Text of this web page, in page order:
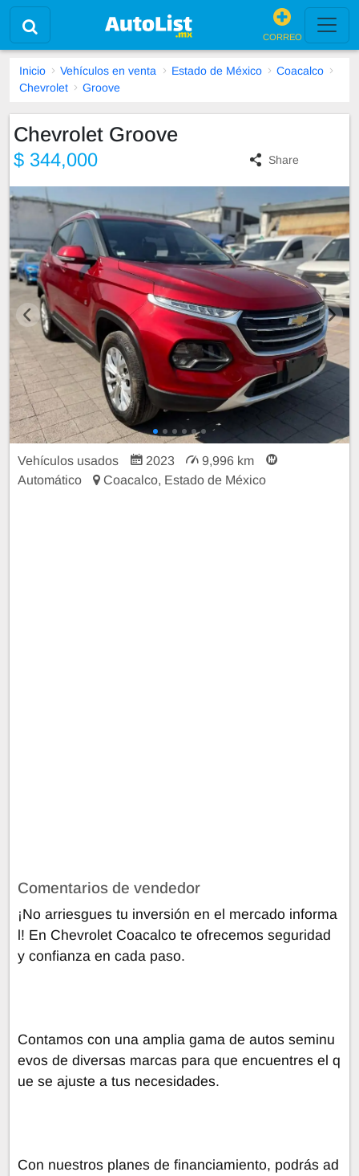
CORREO
Inicio Vehículos en venta Estado de México
Coacalco
Chevrolet
Groove
Chevrolet Groove
$ 344,000 Share
Vehículos usados 2023
9,996 km
Automático
Coacalco, Estado de México
Comentarios de vendedor
¡No arriesgues tu inversión en el mercado informa
l! En Chevrolet Coacalco te ofrecemos seguridad
y confianza en cada paso.
Contamos con una amplia gama de autos seminu
evos de diversas marcas para que encuentres el q
ue se ajuste a tus necesidades.
Con nuestros planes de financiamiento, podrás ad